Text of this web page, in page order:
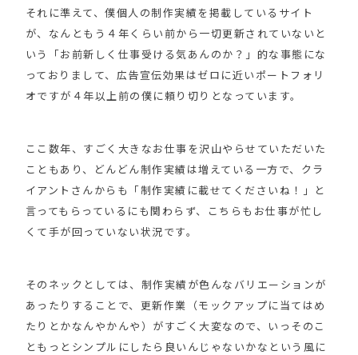
それに準えて、僕個人の制作実績を掲載しているサイト
が、なんともう４年くらい前から一切更新されていないと
いう「お前新しく仕事受ける気あんのか？」的な事態にな
っておりまして、広告宣伝効果はゼロに近いポートフォリ
オですが４年以上前の僕に頼り切りとなっています。
ここ数年、すごく大きなお仕事を沢山やらせていただいた
こともあり、どんどん制作実績は増えている一方で、クラ
イアントさんからも「制作実績に載せてくださいね！」と
言ってもらっているにも関わらず、こちらもお仕事が忙し
くて手が回っていない状況です。
そのネックとしては、制作実績が色んなバリエーションが
あったりすることで、更新作業（モックアップに当てはめ
たりとかなんやかんや）がすごく大変なので、いっそのこ
ともっとシンプルにしたら良いんじゃないかなという風に